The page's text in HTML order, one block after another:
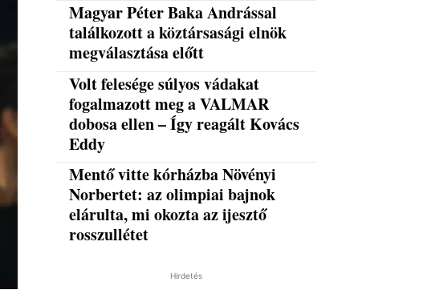
Magyar Péter Baka Andrással
találkozott a köztársasági elnök
megválasztása előtt
Volt felesége súlyos vádakat
fogalmazott meg a VALMAR
dobosa ellen – Így reagált Kovács
Eddy
Mentő vitte kórházba Növényi
Norbertet: az olimpiai bajnok
elárulta, mi okozta az ijesztő
rosszullétet
Hirdetés